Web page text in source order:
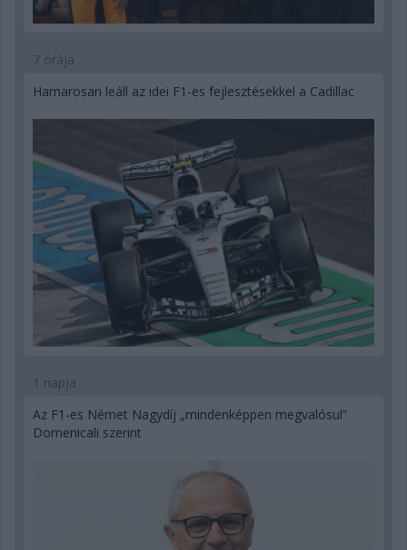
7 órája
Hamarosan leáll az idei F1-es fejlesztésekkel a Cadillac
1 napja
Az F1-es Német Nagydíj „mindenképpen megvalósul”
Domenicali szerint